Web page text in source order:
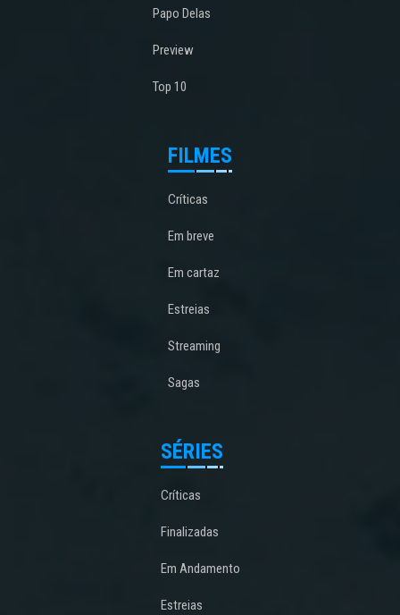
Papo Delas
Preview
Top 10
FILMES
Críticas
Em breve
Em cartaz
Estreias
Streaming
Sagas
SÉRIES
Críticas
Finalizadas
Em Andamento
Estreias